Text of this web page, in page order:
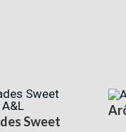
Sweet